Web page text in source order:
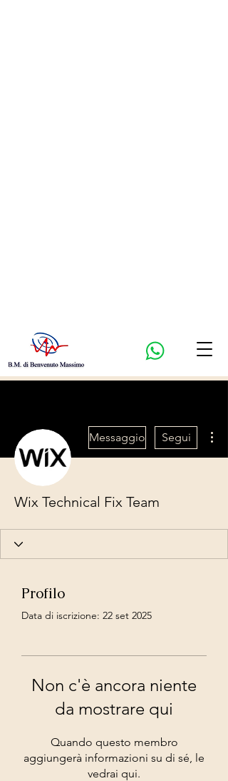
Messaggio Segui
Wix Technical Fix Team
Profilo
Data di iscrizione: 22 set 2025
Non c'è ancora niente
da mostrare qui
Quando questo membro
aggiungerà informazioni su di sé, le
vedrai qui.